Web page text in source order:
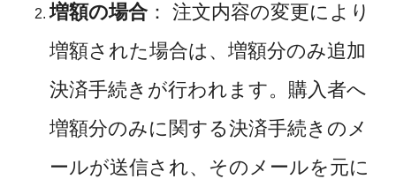
増額の場合： 注文内容の変更により
増額された場合は、増額分のみ追加
決済手続きが行われます。購入者へ
増額分のみに関する決済手続きのメ
ールが送信され、そのメールを元に